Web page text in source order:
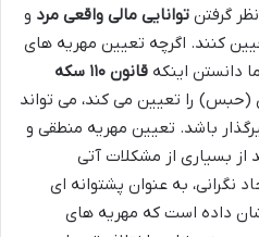
گرفتن توانایی مالی واقعی مرد و
کنند. اگرچه تعیین مهریه های
دانستن اینکه قانون ۱۱۰ سکه
را تعیین می کند، می تواند
باشد. تعیین مهریه منطقی و
از بسیاری از مشکلات آتی
نگرانی، به عنوان پشتوانه ای
داده است که مهریه های